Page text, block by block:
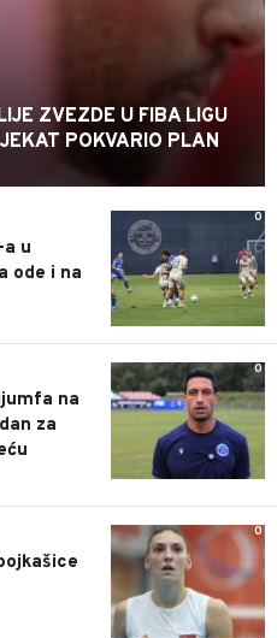
ZVEZDE U FIBA LIGU
POKVARIO PLAN
0
u
ode i na
0
na
za
0